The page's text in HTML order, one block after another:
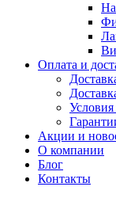
Оплата и
Акции и
О компании
Блог
Контакты